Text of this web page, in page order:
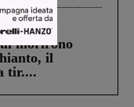
morirono
il
tir....